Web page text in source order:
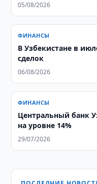
05/08/2026
ФИНАНСЫ
В Узбекистане в
сделок
06/08/2026
ФИНАНСЫ
Центральный банк
на уровне 14%
29/07/2026